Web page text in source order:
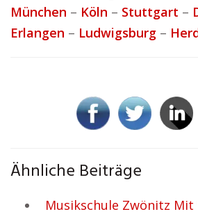
München – Köln – Stuttgart –
Erlangen – Ludwigsburg –
Ähnliche Beiträge
Musikschule Zwönitz Mit